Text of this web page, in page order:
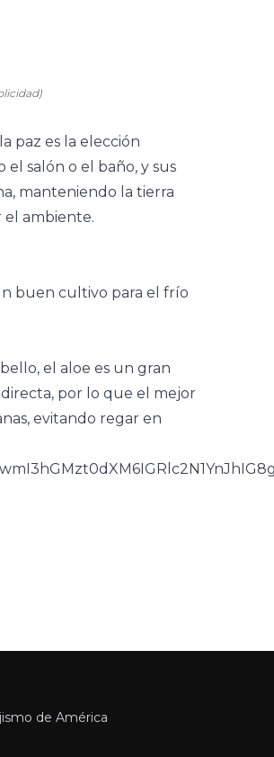
paz es la elección
salón o el baño, y sus
manteniendo la tierra
el ambiente.
el aloe es un gran
por lo que el mejor
evitando regar en
de América